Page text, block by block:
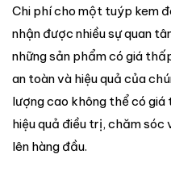
Chi phí cho một tuýp kem
nhận được nhiều sự quan
những sản phẩm có giá
an toàn và hiệu quả của
lượng cao không thể có
hiệu quả điều trị, chăm
lên hàng đầu.